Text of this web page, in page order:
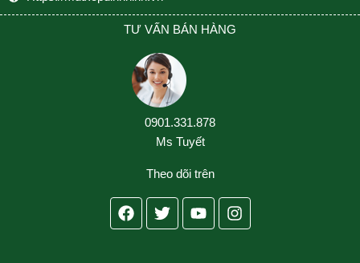
TƯ VẤN BÁN HÀNG
0901.331.878
Ms Tuyết
Theo dõi trên
Facebook
TwitterYoutubeInstagram